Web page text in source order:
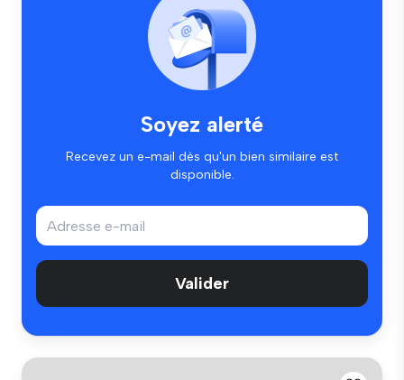
Soyez alerté
Recevez un e-mail dès qu'un bien similaire est
disponible.
Valider